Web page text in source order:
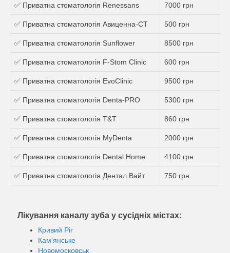
✅ Приватна стоматологія Renessans 7000 грн
✅ Приватна стоматологія Авиценна-СТ 500 грн
✅ Приватна стоматологія Sunflower 8500 грн
✅ Приватна стоматологія F-Stom Сlinic 600 грн
✅ Приватна стоматологія EvoClinic 9500 грн
✅ Приватна стоматологія Denta-PRO 5300 грн
✅ Приватна стоматологія T&T 860 грн
✅ Приватна стоматологія MyDenta 2000 грн
✅ Приватна стоматологія Dental Home 4100 грн
✅ Приватна стоматологія Дентал Вайт 750 грн
Лікування каналу зуба у сусідніх містах:
Кривий Ріг
Кам'янське
Новомосковськ